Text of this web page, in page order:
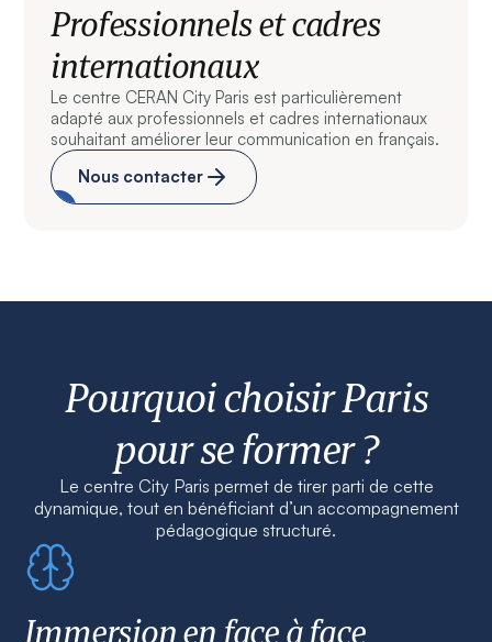
Professionnels et cadres
internationaux
Le centre CERAN City Paris est particulièrement
adapté aux professionnels et cadres internationaux
souhaitant améliorer leur communication en français.
Nous contacter
Pourquoi choisir Paris
pour se former ?
Le centre City Paris permet de tirer parti de cette
dynamique, tout en bénéficiant d’un accompagnement
pédagogique structuré.
Immersion en face à face